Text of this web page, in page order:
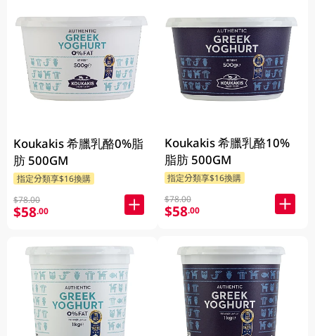
Koukakis 希臘乳酪0%脂
肪 500GM
指定分類享$16換購
$78.00
$58.00
Koukakis 希臘乳酪10%
脂肪 500GM
指定分類享$16換購
$78.00
$58.00